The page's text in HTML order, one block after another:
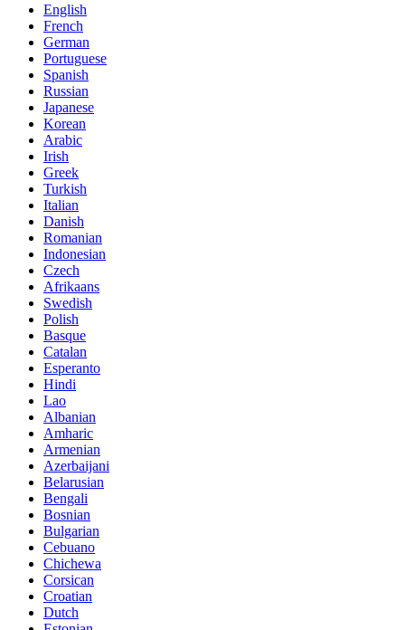
English
French
German
Portuguese
Spanish
Russian
Japanese
Korean
Arabic
Irish
Greek
Turkish
Italian
Danish
Romanian
Indonesian
Czech
Afrikaans
Swedish
Polish
Basque
Catalan
Esperanto
Hindi
Lao
Albanian
Amharic
Armenian
Azerbaijani
Belarusian
Bengali
Bosnian
Bulgarian
Cebuano
Chichewa
Corsican
Croatian
Dutch